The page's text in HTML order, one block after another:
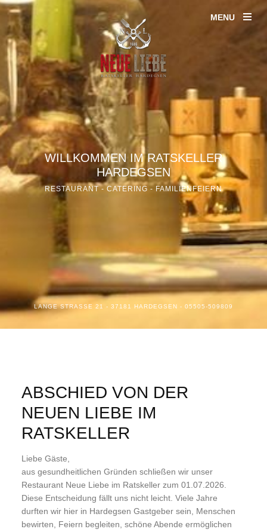
MENU
WILLKOMMEN IM RATSKELLER
HARDEGSEN
RESTAURANT - CATERING - FAMILIENFEIERN
LANGE STRASSE 21 - 37181 HARDEGSEN - 05505-509809
ABSCHIED VON DER
NEUEN LIEBE IM
RATSKELLER
Liebe Gäste,
aus gesundheitlichen Gründen schließen wir unser
Restaurant Neue Liebe im Ratskeller zum 01.07.2026.
Diese Entscheidung fällt uns nicht leicht. Viele Jahre
durften wir hier in Hardegsen Gastgeber sein, Menschen
bewirten, Feiern begleiten, schöne Abende ermöglichen